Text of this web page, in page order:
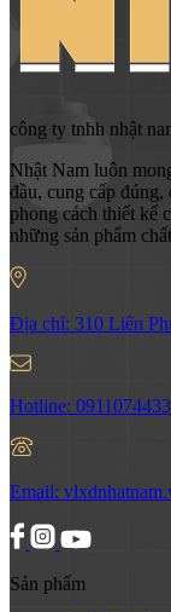
công ty tnhh nhật
Nhật Nam luôn
đầu, cung cấp đúng,
phong cách thiết kế
những sản phẩm
Địa chỉ: 310 Liên
Hotline: 0911074433
Email:
Sản phẩm